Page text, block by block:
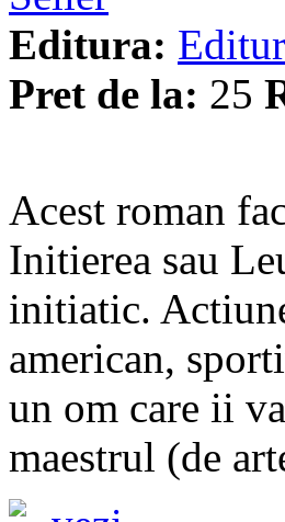
Editura:
Pret de la: 25
Acest roman
Initierea sau
initiatic.
american,
un om care ii
maestrul (de